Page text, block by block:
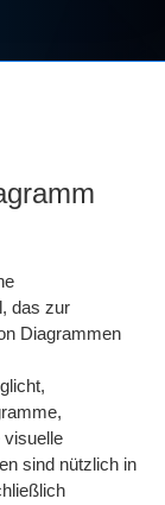
das zur
Diagrammen
visuelle
sind nützlich in